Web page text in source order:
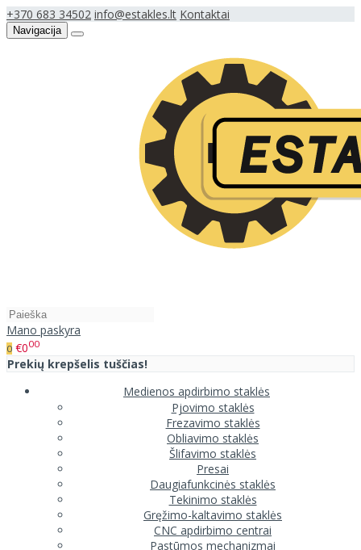
+370 683 34502 info@estakles.lt Kontaktai
Navigacija
Mano paskyra
0 €000
Prekių krepšelis tuščias!
Medienos apdirbimo staklės
Pjovimo staklės
Frezavimo staklės
Obliavimo staklės
Šlifavimo staklės
Presai
Daugiafunkcinės staklės
Tekinimo staklės
Gręžimo-kaltavimo staklės
CNC apdirbimo centrai
Pastūmos mechanizmai